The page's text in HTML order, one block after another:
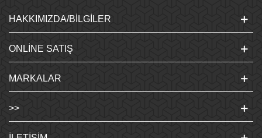
HAKKIMIZDA/BILGILER
ONLINE SATIŞ
MARKALAR
>>